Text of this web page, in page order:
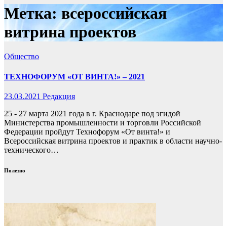
Метка:всероссийская
витрина проектов
Общество
ТЕХНОФОРУМ «ОТ ВИНТА!» – 2021
23.03.2021 Редакция
25 - 27 марта 2021 года в г. Краснодаре под эгидой
Министерства промышленности и торговли Российской
Федерации пройдут Технофорум «От винта!» и
Всероссийская витрина проектов и практик в области научно-
технического…
Полезно